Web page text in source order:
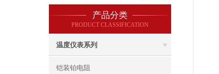
产品分类
PRODUCT CLASSIFICATION
温度仪表系列
铠装铂电阻